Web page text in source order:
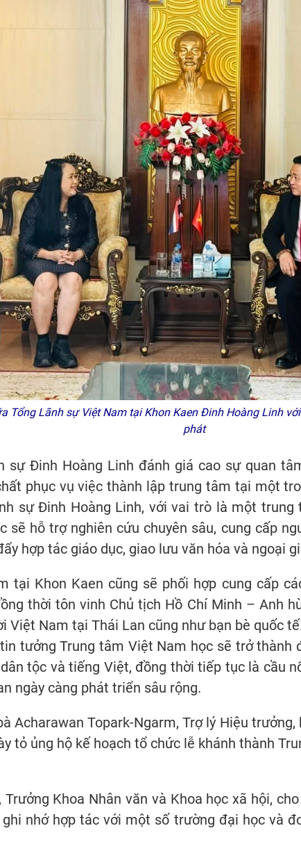
Tổng Lãnh sự Việt Nam tại Khon Kaen Đinh Hoàng Linh
phát
sự Đinh Hoàng Linh đánh giá cao sự quan
phục vụ việc thành lập trung tâm tại một
sự Đinh Hoàng Linh, với vai trò là một
sẽ hỗ trợ nghiên cứu chuyên sâu, cung cấp
hợp tác giáo dục, giao lưu văn hóa và ngoại
tại Khon Kaen cũng sẽ phối hợp cung cấp
thời tôn vinh Chủ tịch Hồ Chí Minh – Anh
Việt Nam tại Thái Lan cũng như bạn bè quốc
tưởng Trung tâm Việt Nam học sẽ trở
tộc và tiếng Việt, đồng thời tiếp tục là cầu
ngày càng phát triển sâu rộng.
Acharawan Topark-Ngarm, Trợ lý Hiệu
tỏ ủng hộ kế hoạch tổ chức lễ khánh thành
Trưởng Khoa Nhân văn và Khoa học xã hội,
nhớ hợp tác với một số trường đại học và